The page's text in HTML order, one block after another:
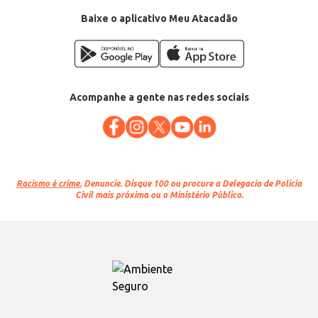
Baixe o aplicativo Meu Atacadão
Acompanhe a gente nas redes sociais
Racismo é crime. Denuncie. Disque 100 ou procure a Delegacia de Polícia
Civil mais próxima ou o Ministério Público.